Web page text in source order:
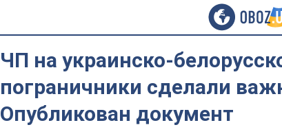
ЧП на украинско-
пограничники сделали
Опубликован документ